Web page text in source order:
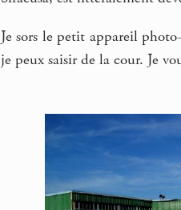
Je sors le petit appareil
je peux saisir de la cour. Je